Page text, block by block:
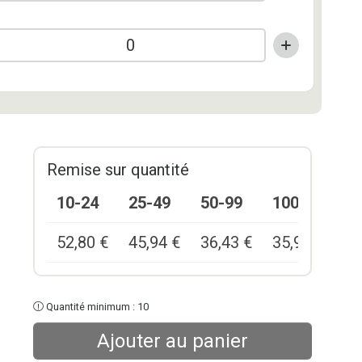
Remise sur quantité
10-24
25-49 50-99 100+
52,80 € 45,94 € 36,43 € 35,90
Quantité minimum : 10
Ajouter au panier